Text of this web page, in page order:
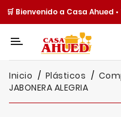
🛒 Bienvenido a Casa Ahued
Categoría
Cocina
Y
Mesa
Inicio Plásticos
JABONERA ALEGRIA